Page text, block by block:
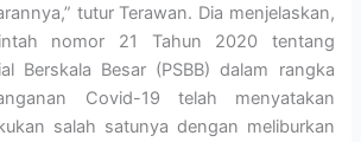
tutur Terawan. Dia menjelaskan,
nomor 21 Tahun 2020 tentang
Berskala Besar (PSBB) dalam rangka
Covid-19 telah menyatakan
salah satunya dengan meliburkan